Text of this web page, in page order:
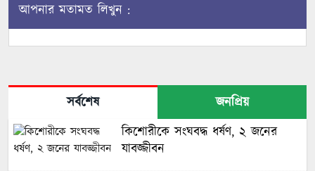
আপনার মতামত লিখুন :
সর্বশেষ
জনপ্রিয়
কিশোরীকে সংঘবদ্ধ ধর্ষণ, ২ জনের
যাবজ্জীবন